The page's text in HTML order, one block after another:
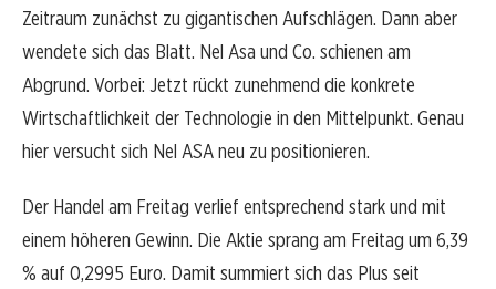
Zeitraum zunächst zu gigantischen Aufschlägen. Dann aber
wendete sich das Blatt. Nel Asa und Co. schienen am
Abgrund. Vorbei: Jetzt rückt zunehmend die konkrete
Wirtschaftlichkeit der Technologie in den Mittelpunkt. Genau
hier versucht sich Nel ASA neu zu positionieren.
Der Handel am Freitag verlief entsprechend stark und mit
einem höheren Gewinn. Die Aktie sprang am Freitag um 6,39
% auf 0,2995 Euro. Damit summiert sich das Plus seit